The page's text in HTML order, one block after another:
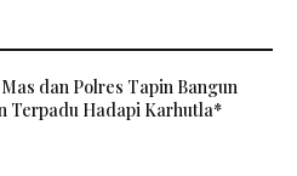
dan Polres Tapin Bangun
Terpadu Hadapi Karhutla*